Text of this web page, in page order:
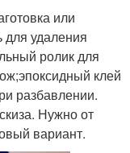
или
для удаления
ролик для
клей
разбавлении.
Нужно от
вариант.